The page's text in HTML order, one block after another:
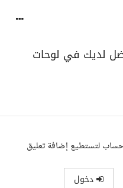
لديك في لوحات
لتستطيع إضافة تعليق
دخول